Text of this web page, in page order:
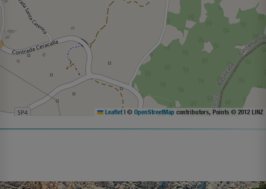
Leaflet | © OpenStreetMap contributors, Points © 2012 LINZ